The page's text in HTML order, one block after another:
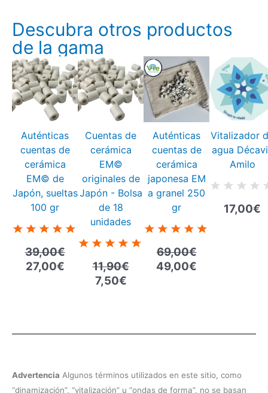
Descubra otros productos
de la gama
Auténticas
cuentas de
cerámica
EM© de
Japón, sueltas
100 gr
39,00€
El
precio
original
era:
39,00€.
27,00€
El
precio
actual
es:
Cuentas de
cerámica
EM©
originales de
Japón - Bolsa
de 18
unidades
11,90€
El
precio
original
era:
11,90€.
7,50€
El
precio
actual
es:
7,50€.
Auténticas
cuentas de
cerámica
japonesa EM
a granel 250
gr
69,00€
El
precio
original
era:
69,00€.
49,00€
El
precio
actual
es:
49,00€.
Vitalizador
agua
Amilo
17,00€
Advertencia Algunos términos utilizados en este sitio, como
“dinamización”, “vitalización” u “ondas de forma”, no se basan